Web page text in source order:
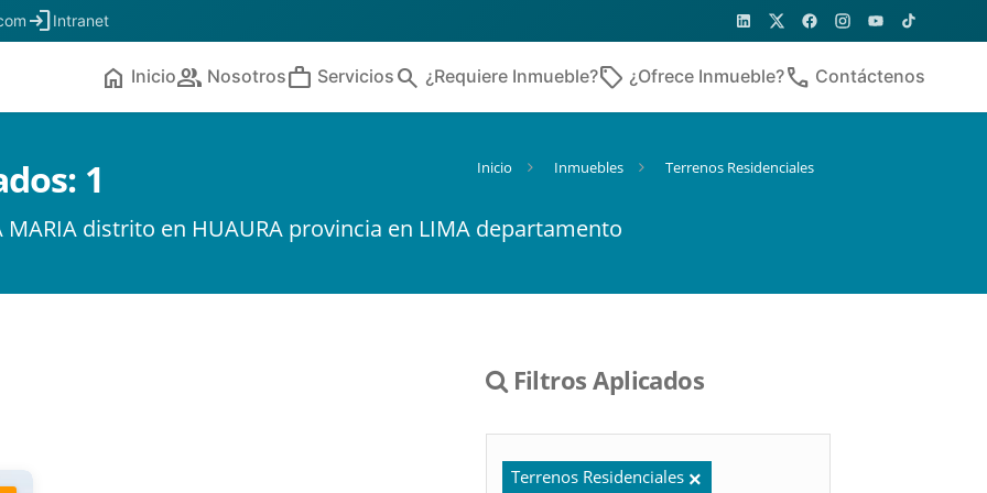
loginIntranet
home Iniciopeople Nosotroswork Servicios search ¿Requiere Inmueble?sell ¿Ofrece Inmueble?phone Contáctenos
1 Inicio Inmuebles Terrenos Residenciales
MARIA distrito en HUAURA provincia en LIMA departamento
Filtros Aplicados
Terrenos Residenciales